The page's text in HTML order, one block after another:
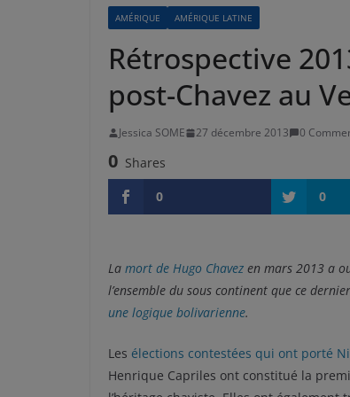
AMÉRIQUE AMÉRIQUE LATINE
Rétrospective
post-Chavez au
Jessica SOME 27 décembre 2013 0
0 Shares
0
0
La mort de Hugo Chavez en mars 2013 a
l’ensemble du sous continent que ce
une logique bolivarienne.
Les élections contestées qui ont porté
Henrique Capriles ont constitué la